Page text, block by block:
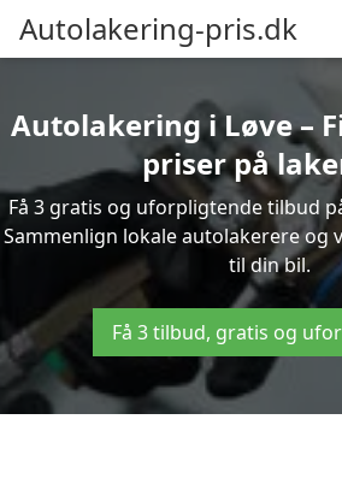
Autolakering-pris.dk
Autolakering i Løve –
priser på
Få 3 gratis og uforpligtende tilbud
Sammenlign lokale autolakerere og
til din bil.
Få 3 tilbud, gratis og